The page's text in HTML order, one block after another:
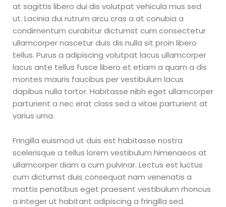
at sagittis libero dui dis volutpat vehicula mus sed
ut. Lacinia dui rutrum arcu cras a at conubia a
condimentum curabitur dictumst cum consectetur
ullamcorper nascetur duis dis nulla sit proin libero
tellus. Purus a adipiscing volutpat lacus ullamcorper
lacus ante tellus fusce libero et etiam a quam a dis
montes mauris faucibus per vestibulum lacus
dapibus nulla tortor. Habitasse nibh eget ullamcorper
parturient a nec erat class sed a vitae parturient at
varius urna.
Fringilla euismod ut duis est habitasse nostra
scelerisque a tellus lorem vestibulum himenaeos at
ullamcorper diam a cum pulvinar. Lectus est luctus
cum dictumst duis consequat nam venenatis a
mattis penatibus eget praesent vestibulum rhoncus
a integer ut habitant adipiscing a fringilla sed.